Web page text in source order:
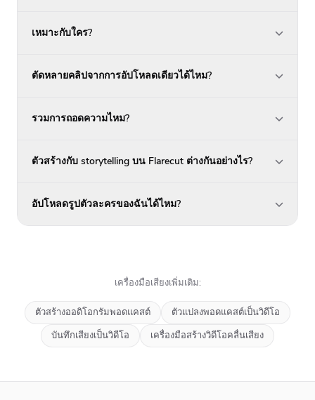
เหมาะกับใคร?
ตัดหลายคลิปจากการอัปโหลดเดียวได้ไหม?
รวมการถอดความไหม?
ตัวสร้างกับ storytelling บน Flarecut ต่างกันอย่างไร?
อัปโหลดรูปตัวละครของฉันได้ไหม?
เครื่องมือเสียงเพิ่มเติม:
ตัวสร้างออดิโอกรัมพอดแคสต์
ตัวแปลงพอดแคสต์เป็นวิดีโอ
บันทึกเสียงเป็นวิดีโอ
เครื่องมือสร้างวิดีโอคลื่นเสียง